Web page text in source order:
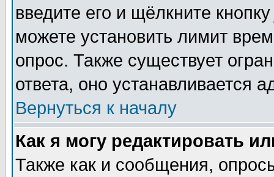
введите его и щёлкните
можете установить лимит
опрос. Также существует
ответа, оно устанавливается
Вернуться к началу
Как я могу редактировать
Также как и сообщения,